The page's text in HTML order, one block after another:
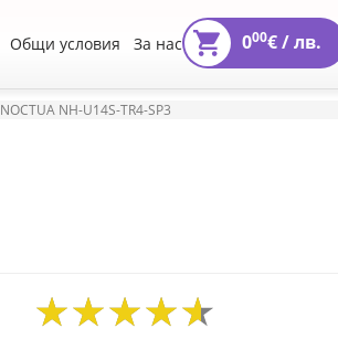
Общи условия За нас 000€ /лв.
NOCTUA NH-U14S-TR4-SP3